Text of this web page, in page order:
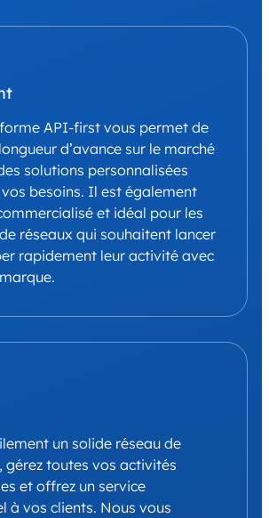
API-first vous permet de
d’avance sur le marché
solutions personnalisées
besoins. Il est également
et idéal pour les
réseaux qui souhaitent lancer
rapidement leur activité avec
un solide réseau de
gérez toutes vos activités
et offrez un service
à vos clients. Nous vous